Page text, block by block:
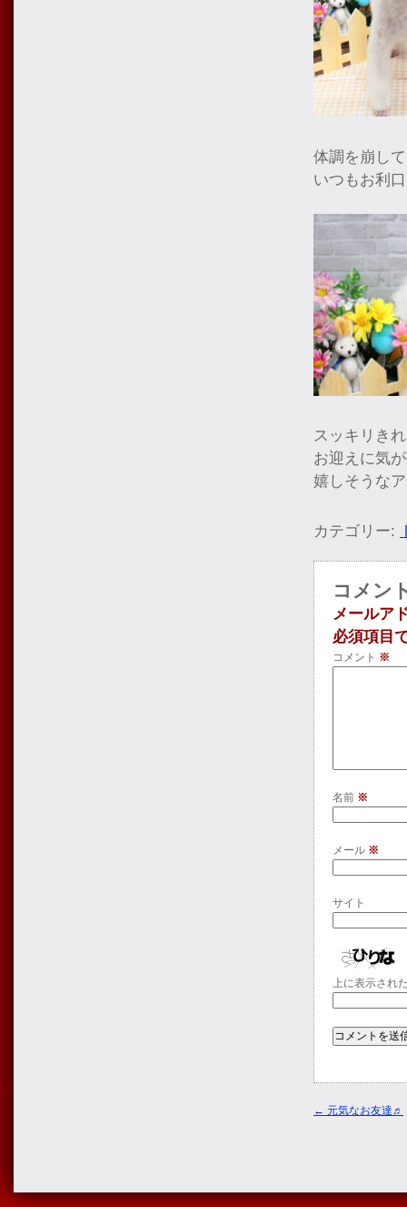
体調を崩し
いつもお利
スッキリき
お迎えに気
嬉しそうな
カテゴリー:
コメン
メールア
必須項目
コメント ※
名前 ※
メール ※
サイト
上に表示され
← 元気なお友達♬